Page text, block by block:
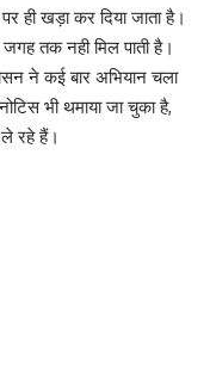
ही खड़ा कर दिया जाता है।
तक नही मिल पाती है।
ने कई बार अभियान चला
भी थमाया जा चुका है,
रहे हैं।